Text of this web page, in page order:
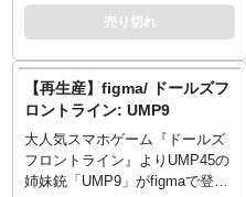
が付属し、さまざまなシチュエ
ーションが楽しめます。
売り切れ
【再生産】figma/ ドールズフ
ロントライン: UMP9
大人気スマホゲーム『ドールズ
フロントライン』よりUMP45の
姉妹銃「UMP9」がfigmaで登